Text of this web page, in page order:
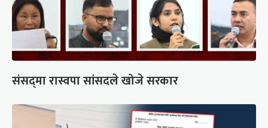
संसद्‍मा रास्वपा सांसदले खोजे सरकार